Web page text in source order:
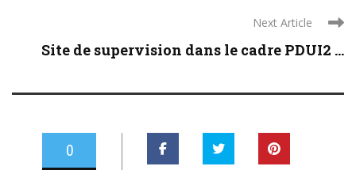
Next Article
Site de supervision dans le cadre PDUI2 ...
0